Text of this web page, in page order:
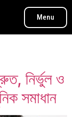
Menu
নির্ভুল ও
সমাধান